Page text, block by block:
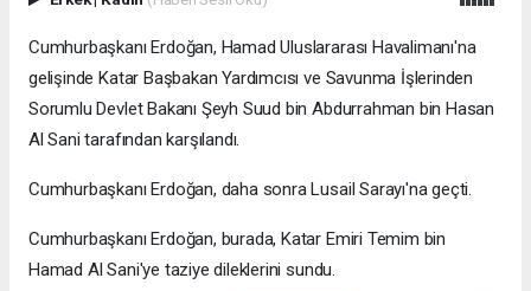
Cumhurbaşkanı Erdoğan, Hamad Uluslararası Havalimanı'na
gelişinde Katar Başbakan Yardımcısı ve Savunma İşlerinden
Sorumlu Devlet Bakanı Şeyh Suud bin Abdurrahman bin Hasan
Al Sani tarafından karşılandı.
Cumhurbaşkanı Erdoğan, daha sonra Lusail Sarayı'na geçti.
Cumhurbaşkanı Erdoğan, burada, Katar Emiri Temim bin
Hamad Al Sani'ye taziye dileklerini sundu.